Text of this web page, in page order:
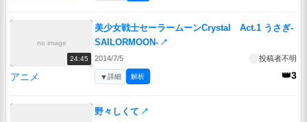
no image
24:45
美少女戦士セーラームーンCrystal Act.1 うさぎ-
SAILORMOON- ↗
2014/7/5 投稿者不明
アニメ 👑3
▼詳細 解析
野々しくて ↗